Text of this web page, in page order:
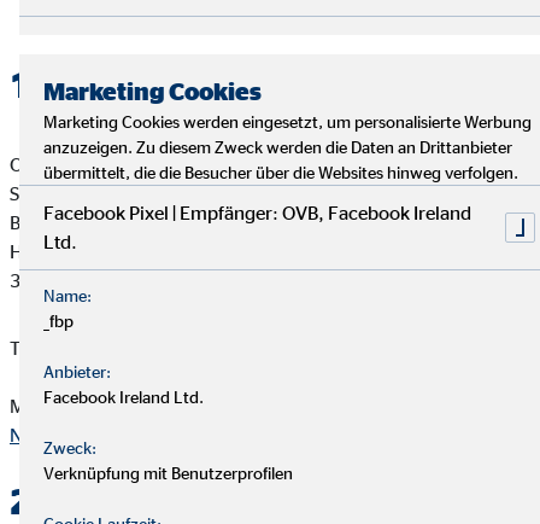
1. Verantwortlicher
OVB Vermögensberatung AG
Sergij Titarcuk
Bezirksdirektor für die OVB
Hildesheimer Straße 140
30173 Hannover
Telefon: ‭+49 2203 9897021‬
Mail:sergij.titarcuk@ovb.de
Nach oben
2. Kontakt
Marketing Cookies
Marketing Cookies werden eingesetzt, um personalisierte Werbung
anzuzeigen. Zu diesem Zweck werden die Daten an Drittanbieter
übermittelt, die die Besucher über die Websites hinweg verfolgen.
Facebook Pixel | Empfänger: OVB, Facebook Ireland
Ltd.
Name:
_fbp
Anbieter:
Facebook Ireland Ltd.
Zweck:
Verknüpfung mit Benutzerprofilen